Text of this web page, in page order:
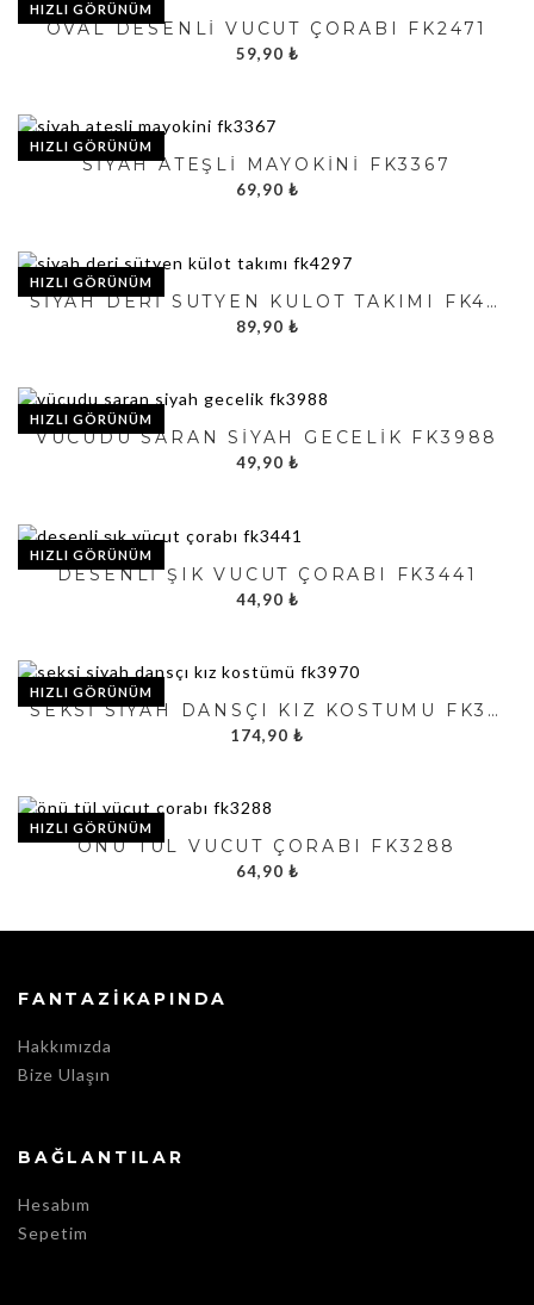
HIZLI GÖRÜNÜM
OVAL DESENLI VÜCUT ÇORABI FK2471
59,90 ₺
HIZLI GÖRÜNÜM
SIYAH ATEŞLI MAYOKINI FK3367
69,90 ₺
HIZLI GÖRÜNÜM
SIYAH DERI SÜTYEN KÜLOT TAKIMI FK4297
89,90 ₺
HIZLI GÖRÜNÜM
VÜCUDU SARAN SIYAH GECELIK FK3988
49,90 ₺
HIZLI GÖRÜNÜM
DESENLI ŞIK VÜCUT ÇORABI FK3441
44,90 ₺
HIZLI GÖRÜNÜM
SEKSI SIYAH DANSÇI KIZ KOSTÜMÜ FK3970
174,90 ₺
HIZLI GÖRÜNÜM
ÖNÜ TÜL VÜCUT ÇORABI FK3288
64,90 ₺
FANTAZIKAPINDA
Hakkımızda
Bize Ulaşın
BAĞLANTILAR
Hesabım
Sepetim